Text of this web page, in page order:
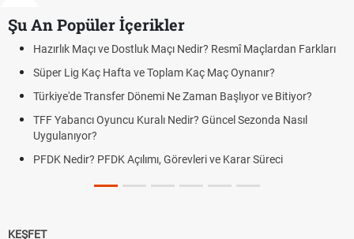
Şu An Popüler İçerikler
Resmî Maçlardan Farkları
Maç Oynanır?
Başlıyor ve Bitiyor?
Güncel Sezonda Nasıl
ve Karar Süreci
Puan Durumunda AG, OM ve
Skor Ne Demek? Sporda Skor ve
Futbol Nasıl Oynanır? Temel
Deplasman Golü Kuralı Nedir?
DGS Sonuçları Ne Zaman